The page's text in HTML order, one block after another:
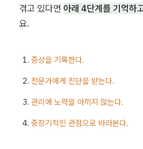
겪고 있다면 아래 4단계를 기억하
요.
증상을 기록한다.
전문가에게 진단을 받는다.
관리에 노력을 아끼지 않는다.
중장기적인 관점으로 바라본다.